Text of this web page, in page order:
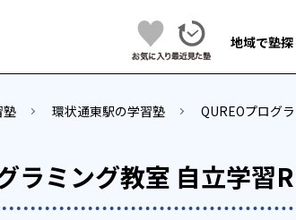
地域で塾探
塾 環状通東駅の学習塾 QUREOプログ
ラミング教室 自立学習